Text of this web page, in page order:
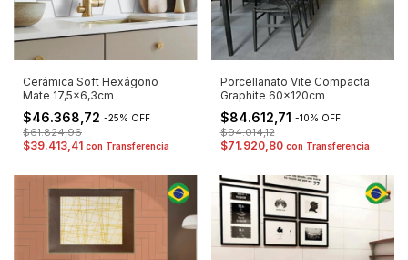
Cerámica Soft Hexágono
Mate 17,5x6,3cm
$46.368,72 -25% OFF
$61.824,96
$39.413,41 con Transferencia
Porcellanato Vite Compacta
Graphite 60x120cm
$84.612,71 -10% OFF
$94.014,12
$71.920,80 con Transferencia